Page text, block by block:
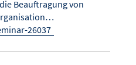
Beauftragung von
26037